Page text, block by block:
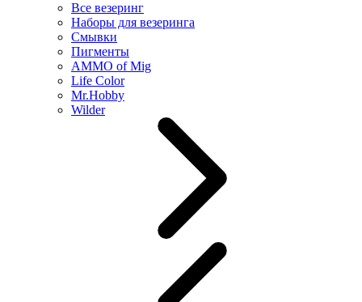
Все везеринг
Наборы для везеринга
Смывки
Пигменты
AMMO of Mig
Life Color
Mr.Hobby
Wilder